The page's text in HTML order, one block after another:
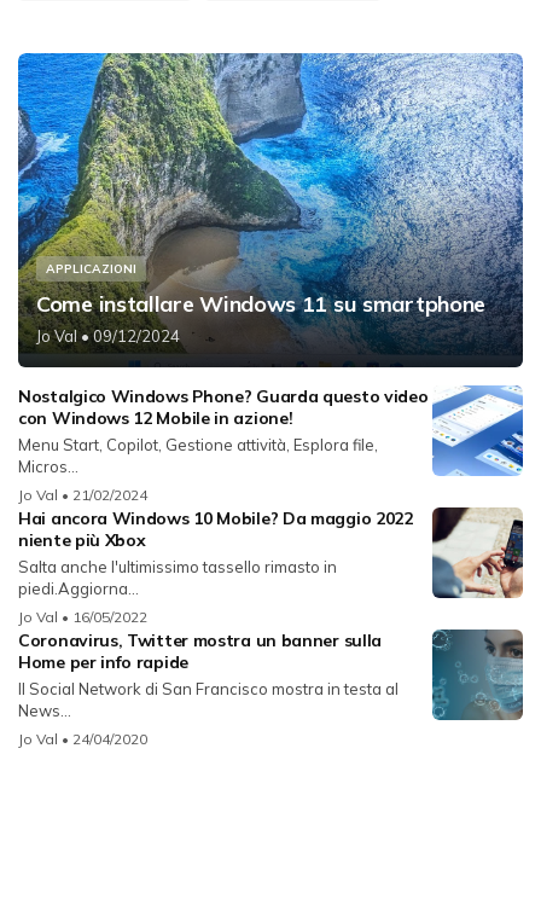
APPLICAZIONI
Come installare Windows 11 su smartphone
Jo Val• 09/12/2024
Nostalgico Windows Phone? Guarda questo video
con Windows 12 Mobile in azione!
Menu Start, Copilot, Gestione attività, Esplora file,
Micros...
Jo Val • 21/02/2024
Hai ancora Windows 10 Mobile? Da maggio 2022
niente più Xbox
Salta anche l'ultimissimo tassello rimasto in
piedi.Aggiorna...
Jo Val • 16/05/2022
Coronavirus, Twitter mostra un banner sulla
Home per info rapide
Il Social Network di San Francisco mostra in testa al
News...
Jo Val • 24/04/2020